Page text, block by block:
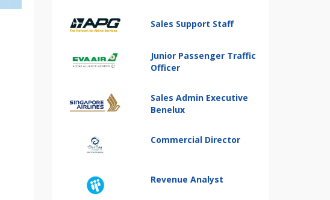
Sales Support Staff
Junior Passenger Traffic
Officer
Sales Admin Executive
Benelux
Commercial Director
Revenue Analyst